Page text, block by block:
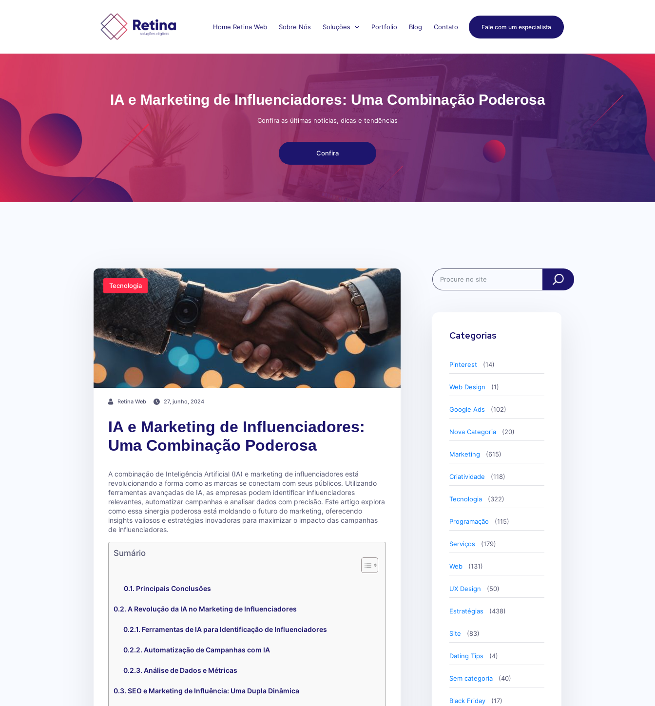
Home Retina Web Sobre Nós Soluções Portfolio Blog Contato Fale com um especialista
IA e Marketing de Influenciadores: Uma Combinação Poderosa
Confira as últimas notícias, dicas e tendências
Confira
Tecnologia
Retina Web 27, junho, 2024
IA e Marketing de Influenciadores:
Uma Combinação Poderosa
A combinação de Inteligência Artificial (IA) e marketing de influenciadores está
revolucionando a forma como as marcas se conectam com seus públicos. Utilizando
ferramentas avançadas de IA, as empresas podem identificar influenciadores
relevantes, automatizar campanhas e analisar dados com precisão. Este artigo explora
como essa sinergia poderosa está moldando o futuro do marketing, oferecendo
insights valiosos e estratégias inovadoras para maximizar o impacto das campanhas
de influenciadores.
Sumário
Principais Conclusões
A Revolução da IA no Marketing de Influenciadores
Ferramentas de IA para Identificação de Influenciadores
Automatização de Campanhas com IA
Análise de Dados e Métricas
SEO e Marketing de Influência: Uma Dupla Dinâmica
Search
Categorias
Pinterest (14)
Web Design (1)
Google Ads (102)
Nova Categoria (20)
Marketing (615)
Criatividade (118)
Tecnologia (322)
Programação (115)
Serviços (179)
Web (131)
UX Design (50)
Estratégias (438)
Site (83)
Dating Tips (4)
Sem categoria (40)
Black Friday (17)